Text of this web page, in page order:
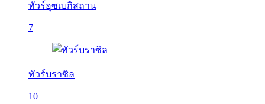
ทัวร์อุซเบกิสถาน
7
ทัวร์บราซิล
10